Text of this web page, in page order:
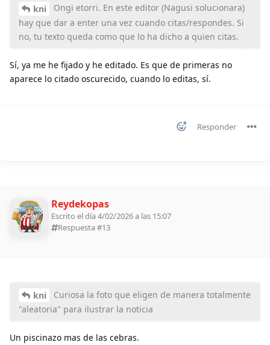
kni
Ongi etorri. En este editor (Nagusi solucionara)
hay que dar a enter una vez cuando citas/respondes. Si
no, tu texto queda como que lo ha dicho a quien citas.
Sí, ya me he fijado y he editado. Es que de primeras no
aparece lo citado oscurecido, cuando lo editas, sí.
Responder
Reydekopas
Escrito el día 4/02/2026 a las 15:07
Respuesta #13
kni
Curiosa la foto que eligen de manera totalmente
"aleatoria" para ilustrar la noticia
Un piscinazo mas de las cebras.